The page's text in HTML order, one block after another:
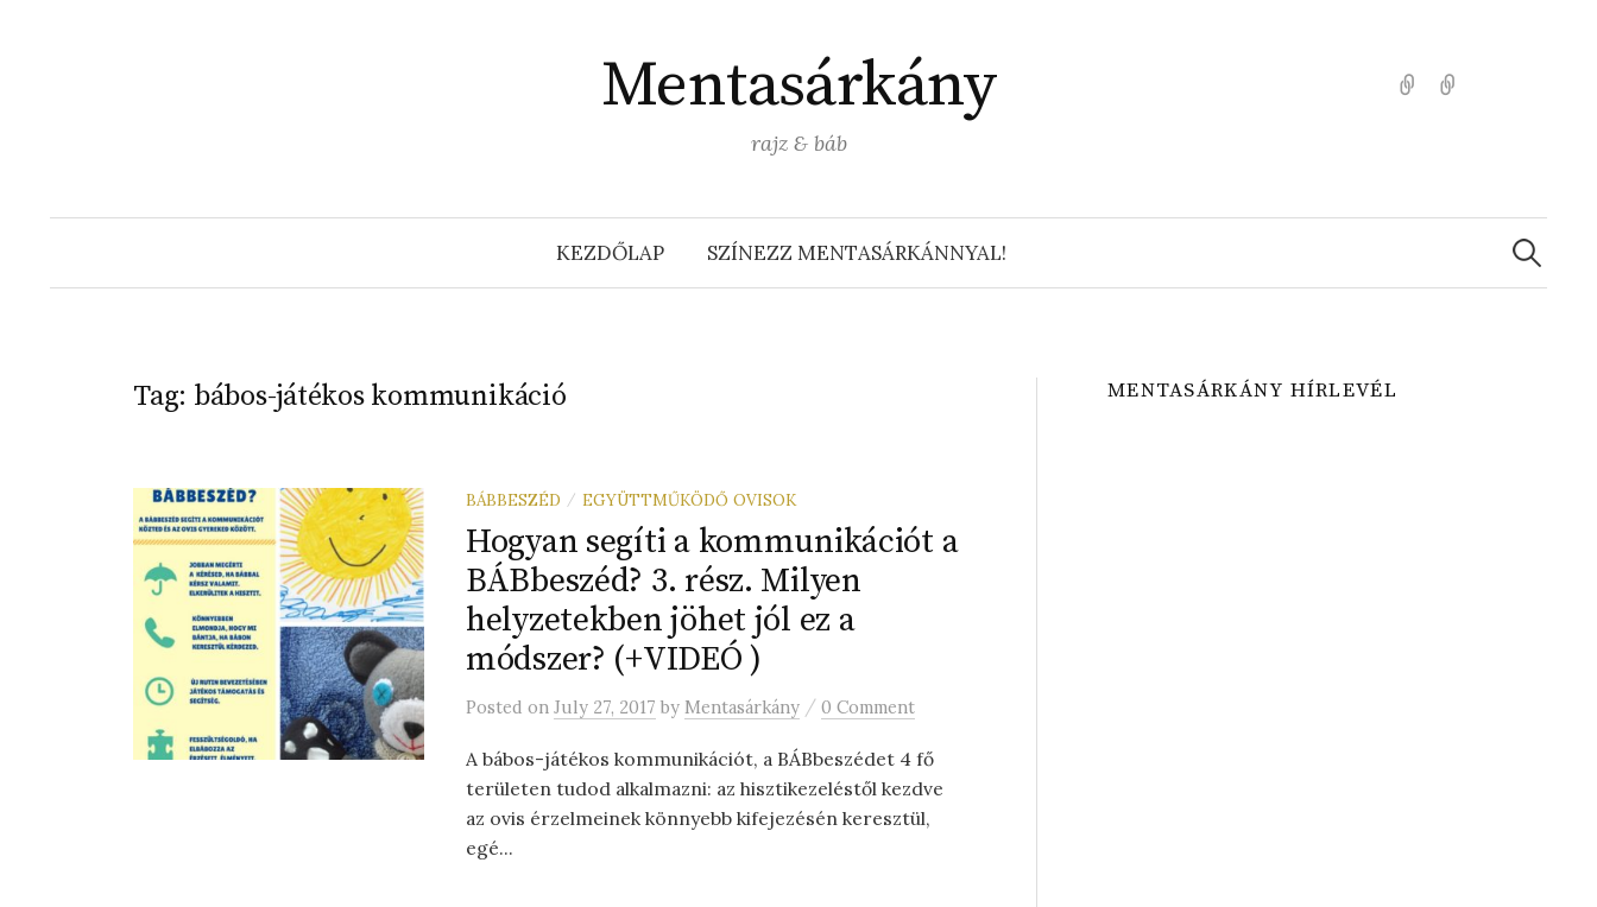
Mentasárkány
rajz & báb
Kezdőlap
KEZDŐLAP SZÍNEZZ MENTASÁRKÁNNYAL!
Search
for:
Tag: bábos-játékos kommunikáció
BÁBBESZÉD / EGYÜTTMŰKÖDŐ OVISOK
Hogyan segíti a kommunikációt a
BÁBbeszéd? 3. rész. Milyen
helyzetekben jöhet jól ez a
módszer? (+VIDEÓ )
Posted on July 27, 2017 by Mentasárkány / 0 Comment
A bábos-játékos kommunikációt, a BÁBbeszédet 4 fő
területen tudod alkalmazni: az hisztikezeléstől kezdve
az ovis érzelmeinek könnyebb kifejezésén keresztül,
egé...
MENTASÁRKÁNY HÍRLEVÉL